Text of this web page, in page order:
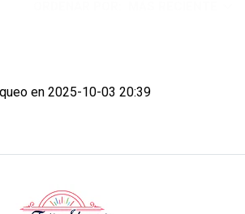
en 2025-10-03 20:39